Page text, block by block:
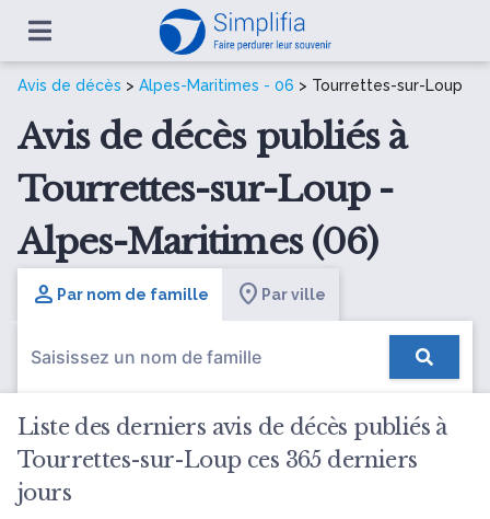
Avis de décès > Alpes-Maritimes - 06 > Tourrettes-sur-Loup
Avis de décès publiés à
Tourrettes-sur-Loup -
Alpes-Maritimes (06)
Par nom de famille Par ville
Liste des derniers avis de décès publiés à
Tourrettes-sur-Loup ces 365 derniers
jours